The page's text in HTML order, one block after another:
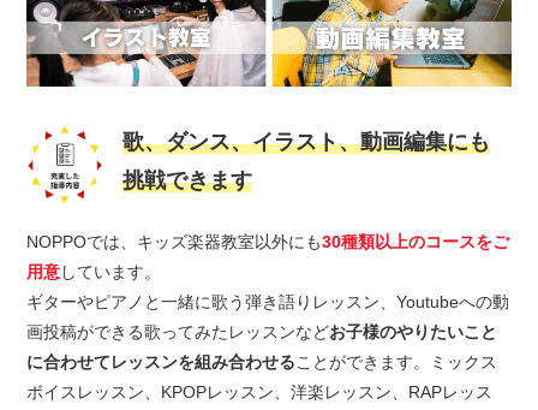
歌、ダンス、イラスト、動画編集にも
挑戦できます
NOPPOでは、キッズ楽器教室以外にも30種類以上のコースをご
用意しています。
ギターやピアノと一緒に歌う弾き語りレッスン、Youtubeへの動
画投稿ができる歌ってみたレッスンなどお子様のやりたいこと
に合わせてレッスンを組み合わせることができます。ミックス
ボイスレッスン、KPOPレッスン、洋楽レッスン、RAPレッス